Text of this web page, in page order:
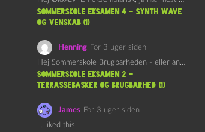
Sommerskole Eksamen 4 – Synth Wave
og Venskab (1)
Henning For 3 uger siden
Hej Sommerskole Brugbarheden - eller anvendeligheden - af "Øl&Ævl" er…
Sommerskole Eksamen 2 –
Terrassebasker og Brugbarhed (1)
James For 3 uger siden
… liked this!